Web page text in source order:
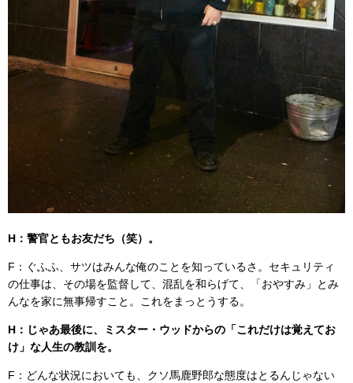
H：警官ともお友だち（笑）。
F：ぐふふ、サツはみんな俺のことを知っているさ。セキュリティ
の仕事は、その場を監督して、混乱を和らげて、「おやすみ」とみ
んなを家に無事帰すこと。これをまっとうする。
H：じゃあ最後に、ミスター・ウッドからの「これだけは覚えてお
け」な人生の教訓を。
F：どんな状況においても、クソ馬鹿野郎な態度はとるんじゃない